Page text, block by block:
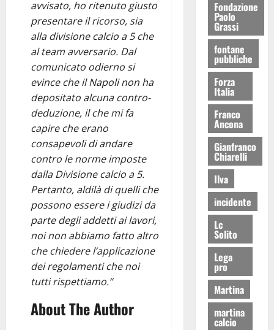
avvisato, ho ritenuto giusto
presentare il ricorso, sia
alla divisione calcio a 5 che
al team avversario. Dal
comunicato odierno si
evince che il Napoli non ha
depositato alcuna contro-
deduzione, il che mi fa
capire che erano
consapevoli di andare
contro le norme imposte
dalla Divisione calcio a 5.
Pertanto, aldilà di quelli che
possono essere i giudizi da
parte degli addetti ai lavori,
noi non abbiamo fatto altro
che chiedere l’applicazione
dei regolamenti che noi
tutti rispettiamo.”
About The Author
Fondazione
Paolo
Grassi
fontane
pubbliche
Forza
Italia
Franco
Ancona
Gianfranco
Chiarelli
Ilva
incidente
Lc
Solito
Lega
pro
Martina
martina
calcio